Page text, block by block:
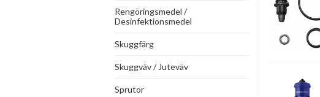
Rengöringsmedel /
Desinfektionsmedel
Skuggfärg
Skuggväv / Juteväv
Sprutor